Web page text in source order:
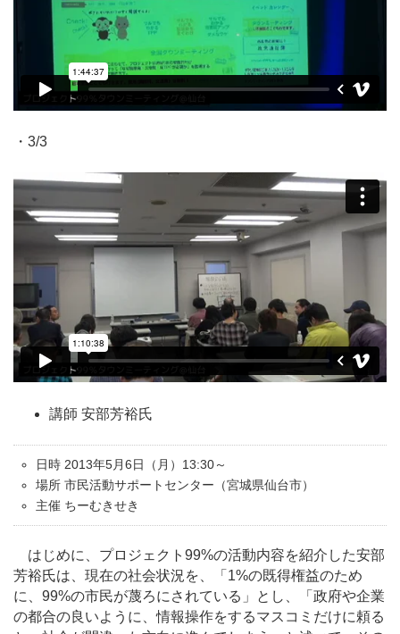
・3/3
講師 安部芳裕氏
日時 2013年5月6日（月）13:30～
場所 市民活動サポートセンター（宮城県仙台市）
主催 ちーむきせき
はじめに、プロジェクト99%の活動内容を紹介した安部
芳裕氏は、現在の社会状況を、「1%の既得権益のため
に、99%の市民が蔑ろにされている」とし、「政府や企業
の都合の良いように、情報操作をするマスコミだけに頼る